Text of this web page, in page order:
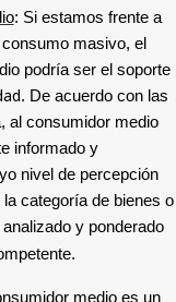
: Si estamos frente a
masivo, el
podría ser el soporte
. De acuerdo con las
al consumidor medio
informado y
nivel de percepción
categoría de bienes o
y ponderado
medio es un